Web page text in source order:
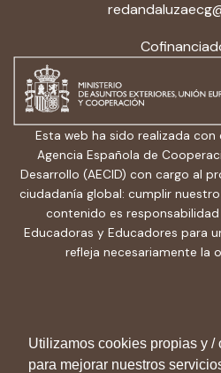
Utilizamos cookies propias y /
para mejorar nuestros
Esta web ha sido realizada
Agencia Española de
Desarrollo (AECID) con cargo al
ciudadanía global: cumplir
contenido es responsabilidad
Educadoras y Educadores para
refleja necesariamente la